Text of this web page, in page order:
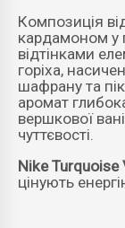
Композиція
кардамоном у
відтінками
горіха,
шафрану та
аромат
вершкової
чуттєвості.
Nike Turquoise
цінують